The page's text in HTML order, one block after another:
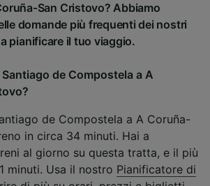
San Cristovo? Abbiamo
domande più frequenti dei nostri
pianificare il tuo viaggio.
de Compostela a A
de Compostela a A Coruña-
in circa 34 minuti. Hai a
al giorno su questa tratta, e il più
minuti. Usa il nostro Pianificatore di